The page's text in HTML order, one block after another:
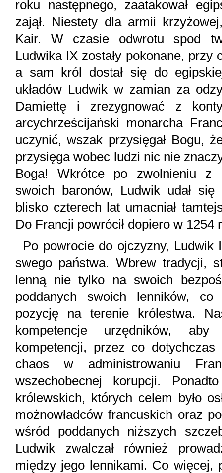
roku następnego, zaatakował
zajął. Niestety dla armii
Kair. W czasie odwrotu spod
Ludwika IX zostały pokonane, przy
a sam król dostał się do
układów Ludwik w zamian za
Damiettę i zrezygnować z
arcychrześcijański monarcha
uczynić, wszak przysięgał Bogu,
przysięga wobec ludzi nic nie
Boga! Wkrótce po zwolnieniu z
swoich baronów, Ludwik udał
blisko czterech lat umacniał
Do Francji powrócił dopiero w 1254
Po powrocie do ojczyzny, Ludwik
swego państwa. Wbrew tradycji,
lenną nie tylko na swoich
poddanych swoich lenników, co
pozycję na terenie królestwa.
kompetencje urzędników,
kompetencji, przez co dotychczas
chaos w administrowaniu
wszechobecnej korupcji.
królewskich, których celem było
możnowładców francuskich oraz
wśród poddanych niższych
Ludwik zwalczał również
między jego lennikami. Co więcej,